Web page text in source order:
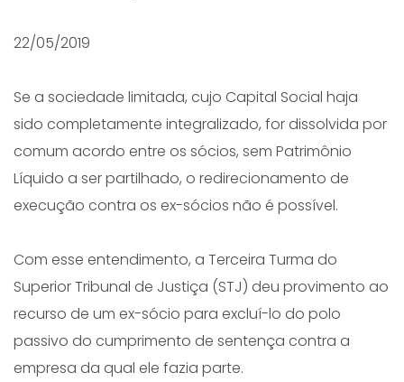
22/05/2019
Se a sociedade limitada, cujo Capital Social haja
sido completamente integralizado, for dissolvida por
comum acordo entre os sócios, sem Patrimônio
Líquido a ser partilhado, o redirecionamento de
execução contra os ex-sócios não é possível.
Com esse entendimento, a Terceira Turma do
Superior Tribunal de Justiça (STJ) deu provimento ao
recurso de um ex-sócio para excluí-lo do polo
passivo do cumprimento de sentença contra a
empresa da qual ele fazia parte.